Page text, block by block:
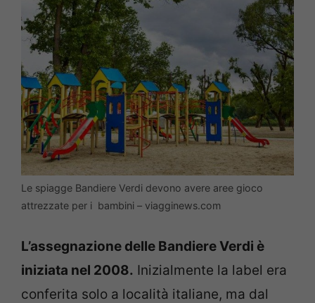
Le spiagge Bandiere Verdi devono avere aree gioco
attrezzate per i bambini – viagginews.com
L’assegnazione delle Bandiere Verdi è
iniziata nel 2008. Inizialmente la label era
conferita solo a località italiane, ma dal